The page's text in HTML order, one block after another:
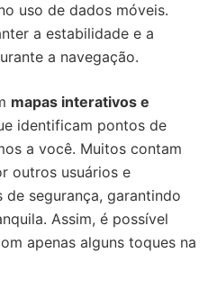
uso de dados móveis.
a estabilidade e a
a navegação.
mapas interativos e
identificam pontos de
a você. Muitos contam
outros usuários e
segurança, garantindo
Assim, é possível
apenas alguns toques na